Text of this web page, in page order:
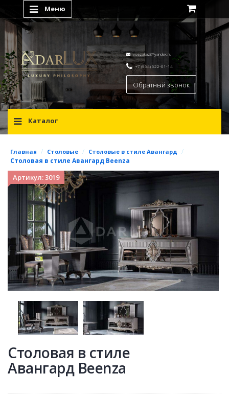
Меню
vsezakazi@yandex.ru
+7 (964) 622-01-14
Обратный звонок
Каталог
Главная / Столовые / Столовые в стиле Авангард /
Столовая в стиле Авангард Beenza
Артикул: 3019
Столовая в стиле
Авангард Beenza